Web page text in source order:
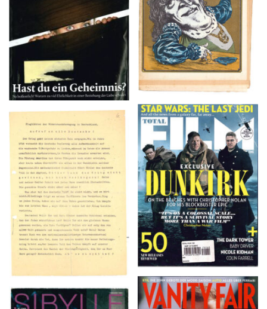
TOTAL FILM #260 –
SUMMER 2017
Flugblätter der Weissen
Rose – V, Januar 1943